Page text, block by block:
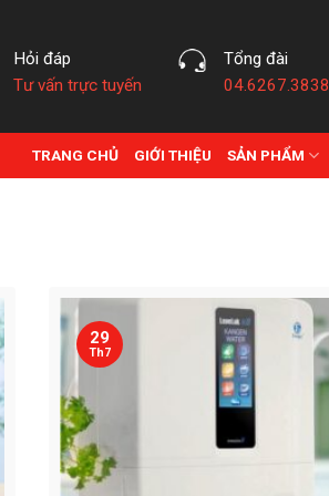
Hỏi đáp
Tư vấn trực tuyến
Tổng đài
04.6267.3838
TRANG CHỦ GIỚI THIỆU SẢN PHẨM
29
Th7